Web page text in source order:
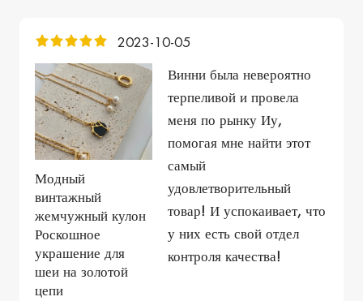
2023-10-05
Модный
винтажный
жемчужный кулон
Роскошное
украшение для
шеи на золотой
цепи
Винни была невероятно
терпеливой и провела
меня по рынку Иу,
помогая мне найти этот
самый
удовлетворительный
товар! И успокаивает, что
у них есть свой отдел
контроля качества!